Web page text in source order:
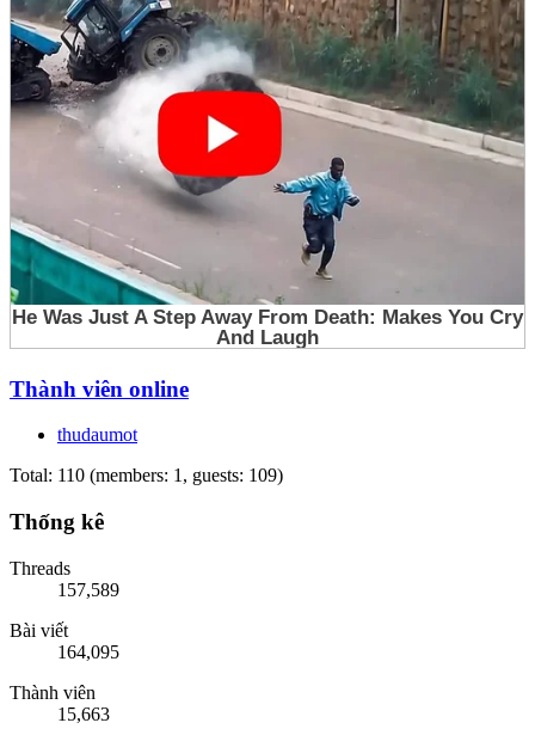
Thành viên online
thudaumot
Total: 110 (members: 1, guests: 109)
Thống kê
Threads
157,589
Bài viết
164,095
Thành viên
15,663